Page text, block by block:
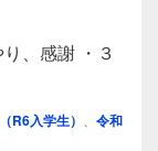
、感謝 ・３
R6入学生）
令和